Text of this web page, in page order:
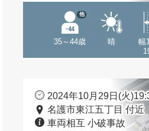
35～44歳
他
晴
幅
2024年10月29日(火
名護市東江五丁目 付近
車両相互 小破事故